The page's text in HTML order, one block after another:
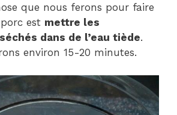
que nous ferons pour faire
est mettre les
dans de l’eau tiède.
environ 15-20 minutes.